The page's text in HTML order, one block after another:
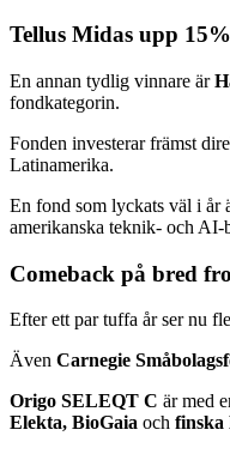
Tellus Midas upp 15%
En annan tydlig vinnare är
fondkategorin.
Fonden investerar främst
Latinamerika.
En fond som lyckats väl i år
amerikanska teknik- och AI-
Comeback på bred
Efter ett par tuffa år ser nu
Även Carnegie
Origo SELEQT C är med
Elekta, BioGaia och finska